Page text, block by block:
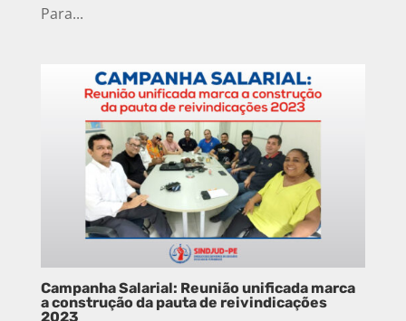
Para...
Campanha Salarial: Reunião unificada marca
a construção da pauta de reivindicações
2023